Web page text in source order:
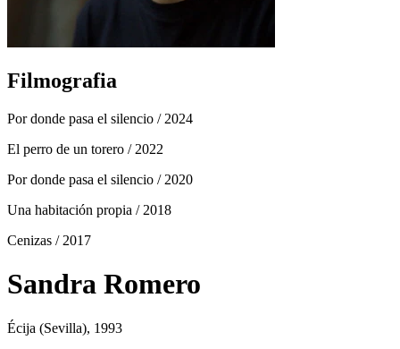
Filmografia
Por donde pasa el silencio / 2024
El perro de un torero / 2022
Por donde pasa el silencio / 2020
Una habitación propia / 2018
Cenizas / 2017
Sandra Romero
Écija (Sevilla), 1993